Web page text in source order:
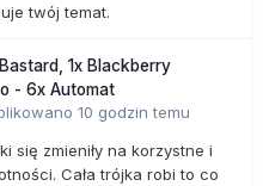
twój temat.
1x Blackberry
- 6x Automat
10 godzin temu
się zmieniły na korzystne i
Cała trójka robi to co